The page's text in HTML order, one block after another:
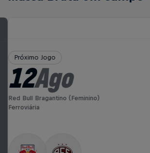
Próximo Jogo
12Ago
Red Bull Bragantino (Feminino)
Ferroviária